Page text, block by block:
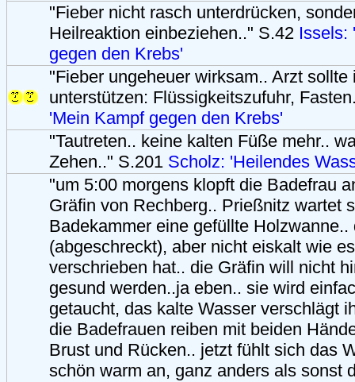
"Fieber nicht rasch unterdrücken,
Heilreaktion einbeziehen.." S.42 Issels:
gegen den Krebs'
"Fieber ungeheuer wirksam.. Arzt sollte
unterstützen: Flüssigkeitszufuhr,
'Mein Kampf gegen den Krebs'
"Tautreten.. keine kalten Füße mehr..
Zehen.." S.201 Scholz: 'Heilendes
"um 5:00 morgens klopft die Badefrau
Gräfin von Rechberg.. Prießnitz wartet
Badekammer eine gefüllte Holzwanne..
(abgeschreckt), aber nicht eiskalt wie
verschrieben hat.. die Gräfin will nicht
gesund werden..ja eben.. sie wird
getaucht, das kalte Wasser verschlägt
die Badefrauen reiben mit beiden
Brust und Rücken.. jetzt fühlt sich das
schön warm an, ganz anders als sonst